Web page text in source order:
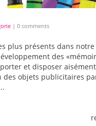
| 0 comments
plus présents dans notre
des
et disposer
des objets publicitaires